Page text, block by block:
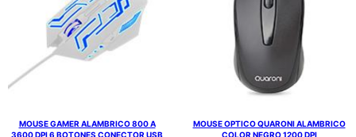
MOUSE GAMER ALAMBRICO 800 A
3600 DPI 6 BOTONES CONECTOR USB
MOUSE OPTICO QUARONI ALAMBRICO
COLOR NEGRO 1200 DPI